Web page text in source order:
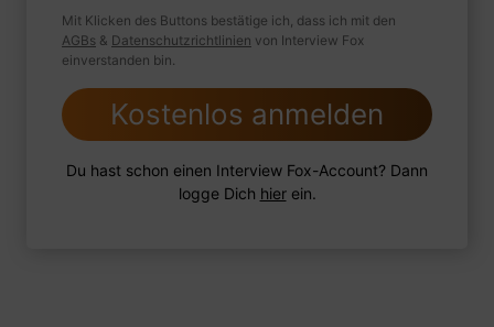
umgegangen, in der Sie einen
leistungsschwachen Mitarbeiter hatten?
Mit Klicken des Buttons bestätige ich, dass ich mit den
AGBs & Datenschutzrichtlinien von Interview Fox
einverstanden bin.
Kostenlos anmelden
Du hast schon einen Interview Fox-Account? Dann
logge Dich hierein.